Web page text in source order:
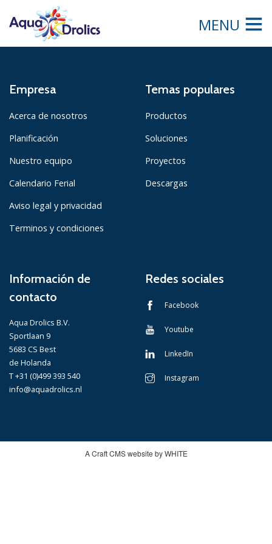
MENU
Empresa
Acerca de nosotros
Planificación
Nuestro equipo
Calendario Ferial
Aviso legal y privacidad
Terminos y condiciones
Temas populares
Productos
Soluciones
Proyectos
Descargas
Información de
contacto
Aqua Drolics B.V.
Sportlaan 9
5683 CS Best
de Holanda
T +31 (0)499 393 540
info@aquadrolics.nl
Redes sociales
Facebook
Youtube
LinkedIn
Instagram
A Craft CMS website by WHITE